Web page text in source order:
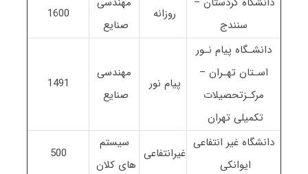
سنندج
روزانه
صنایع
1600
دانشـگاه پیام نـور
اسـتان تهـران –
مرکـزتحصیلات
تکمیلی تهران
پیام نور
مهندسی
صنایع
1491
دانشگاه غیر انتفاعی
ایوانکی
غیرانتفاعی
سیستم
های کلان
500